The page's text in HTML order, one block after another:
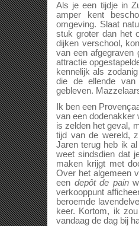
Als je een tijdje in
amper kent
omgeving. Slaat
stuk groter dan het
dijken verschool,
van een afgegraven
attractie
kennelijk als
die de ellende
gebleven.
Ik ben een
van een dodenakker
is zelden het geval,
tijd van de wereld,
Jaren terug heb ik al
weet sindsdien dat
maken krijgt met
Over het algemeen
een depôt de pain
verkooppunt
beroemde
keer. Kortom, ik
vandaag de dag bij